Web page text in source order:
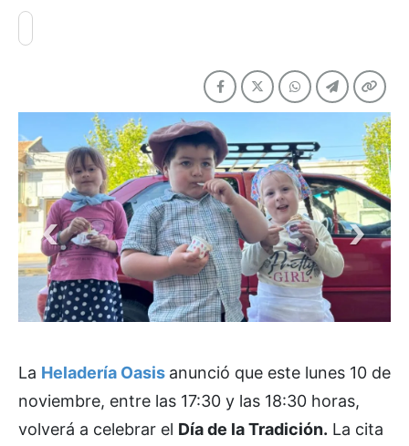
La Heladería Oasis anunció que este lunes 10 de
noviembre, entre las 17:30 y las 18:30 horas,
volverá a celebrar el Día de la Tradición. La cita